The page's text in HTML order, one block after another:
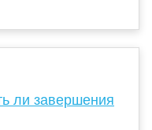
ли завершения